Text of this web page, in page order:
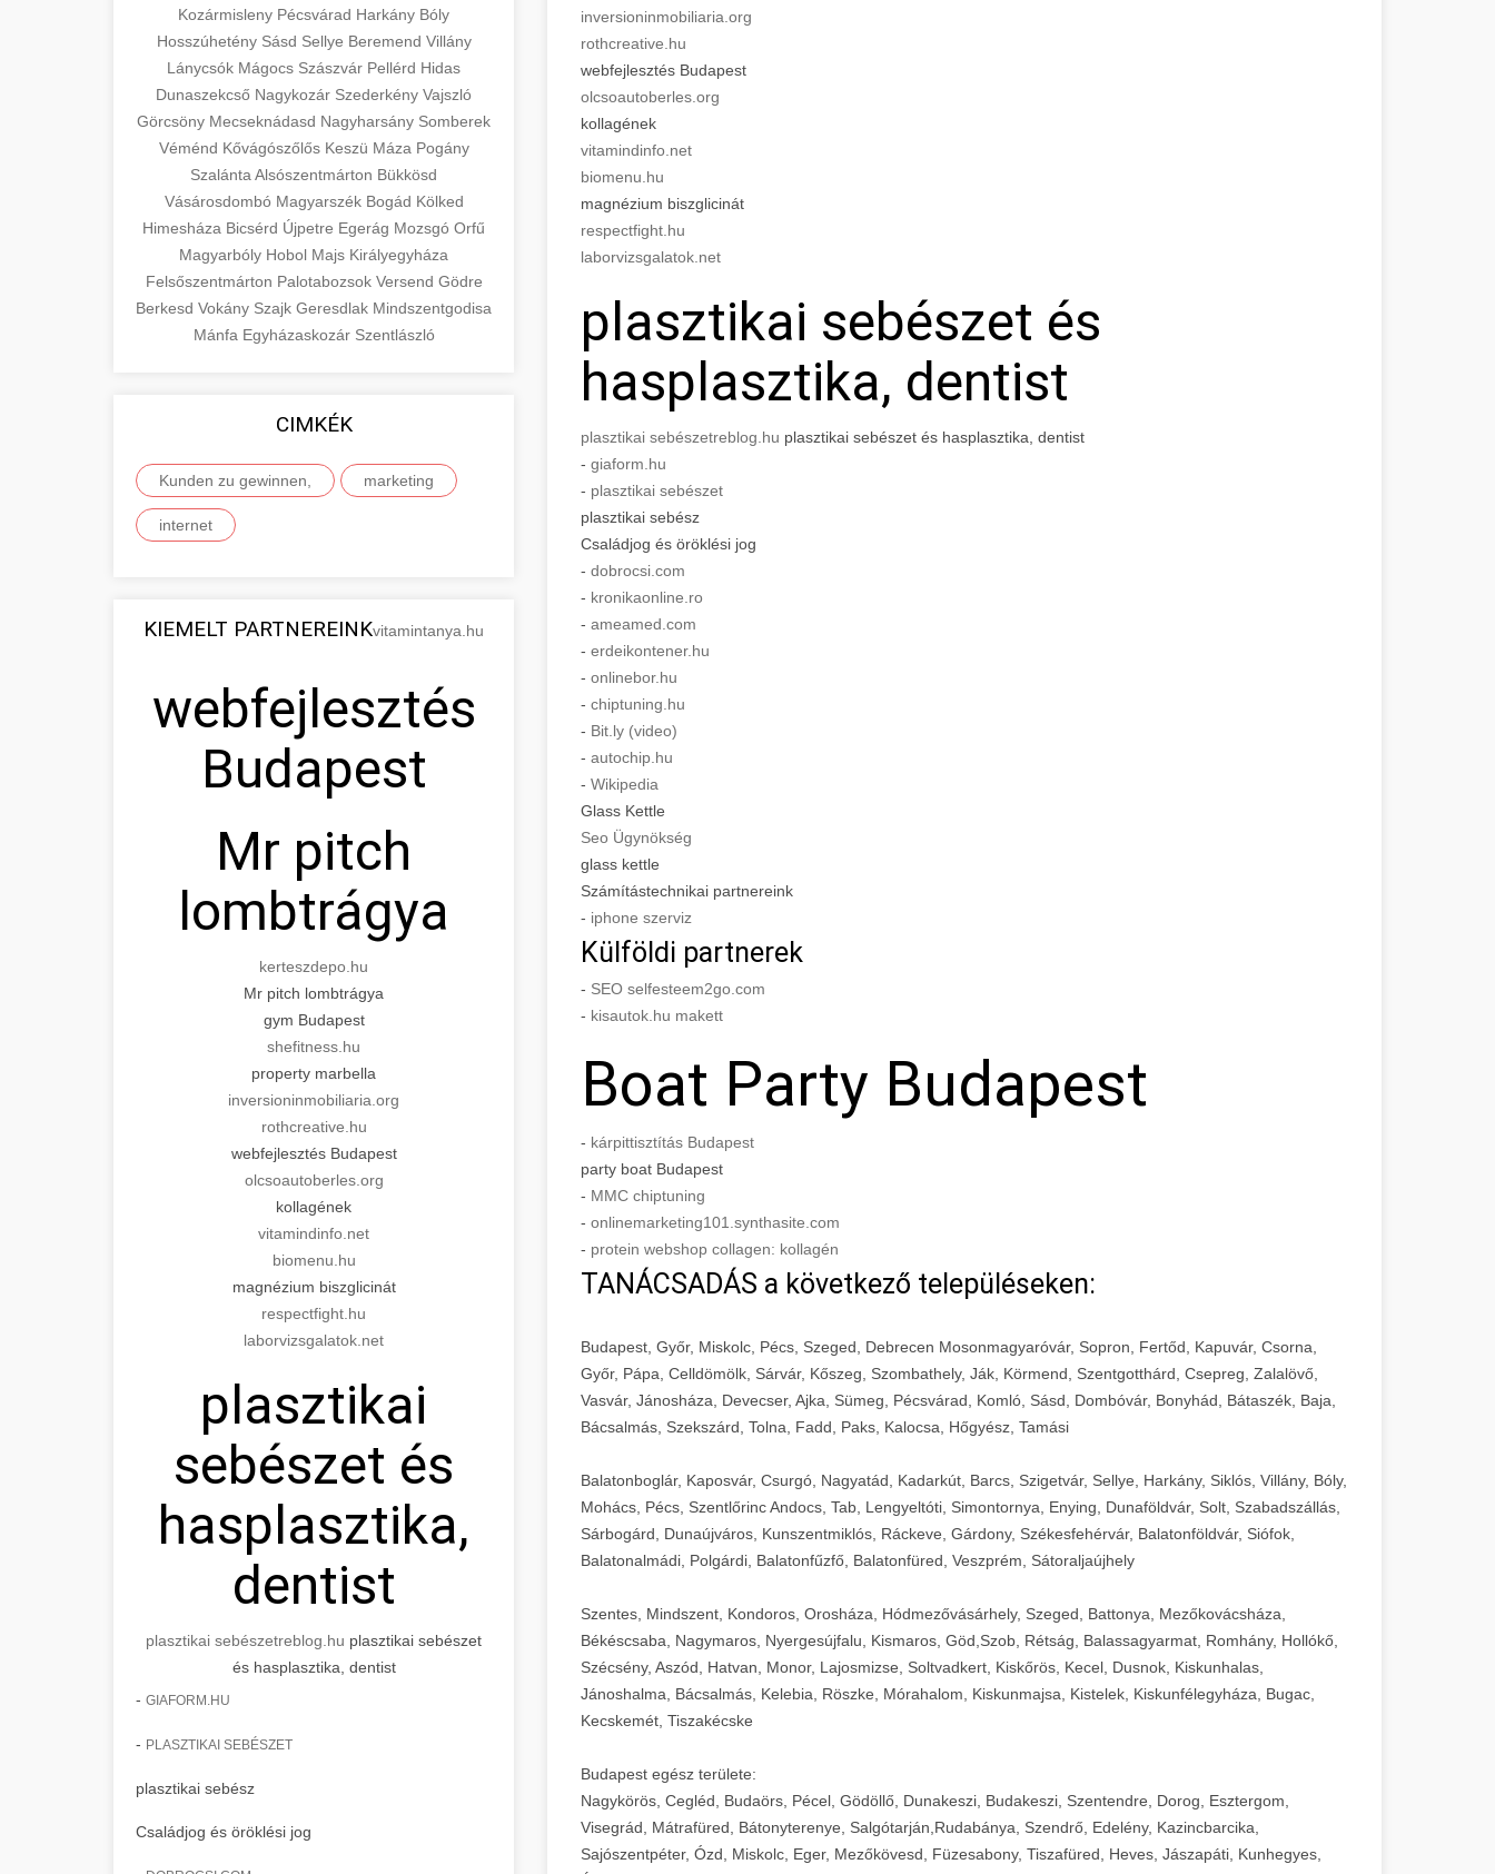
Kozármisleny Pécsvárad Harkány Bóly
Hosszúhetény Sásd Sellye Beremend Villány
Lánycsók Mágocs Szászvár Pellérd Hidas
Dunaszekcső Nagykozár Szederkény Vajszló
Görcsöny Mecseknádasd Nagyharsány Somberek
Véménd Kővágószőlős Keszü Máza Pogány
Szalánta Alsószentmárton Bükkösd
Vásárosdombó Magyarszék Bogád Kölked
Himesháza Bicsérd Újpetre Egerág Mozsgó Orfű
Magyarbóly Hobol Majs Királyegyháza
Felsőszentmárton Palotabozsok Versend Gödre
Berkesd Vokány Szajk Geresdlak Mindszentgodisa
Mánfa Egyházaskozár Szentlászló
CIMKÉK
Kunden zu gewinnen, marketing
internet
KIEMELT PARTNEREINKvitamintanya.hu
webfejlesztés
Budapest
Mr pitch
lombtrágya
kerteszdepo.hu
Mr pitch lombtrágya
gym Budapest
shefitness.hu
property marbella
inversioninmobiliaria.org
rothcreative.hu
webfejlesztés Budapest
olcsoautoberles.org
kollagének
vitamindinfo.net
biomenu.hu
magnézium biszglicinát
respectfight.hu
laborvizsgalatok.net
plasztikai
sebészet és
hasplasztika,
dentist
plasztikai sebészetreblog.hu plasztikai sebészet
és hasplasztika, dentist
- GIAFORM.HU
- PLASZTIKAI SEBÉSZET
plasztikai sebész
Családjog és öröklési jog
inversioninmobiliaria.org
rothcreative.hu
webfejlesztés Budapest
olcsoautoberles.org
kollagének
vitamindinfo.net
biomenu.hu
magnézium biszglicinát
respectfight.hu
laborvizsgalatok.net
plasztikai sebészet és
hasplasztika, dentist
plasztikai sebészetreblog.hu plasztikai sebészet és hasplasztika, dentist
- giaform.hu
- plasztikai sebészet
plasztikai sebész
Családjog és öröklési jog
- dobrocsi.com
- kronikaonline.ro
- ameamed.com
- erdeikontener.hu
- onlinebor.hu
- chiptuning.hu
- Bit.ly (video)
- autochip.hu
- Wikipedia
Glass Kettle
Seo Ügynökség
glass kettle
Számítástechnikai partnereink
- iphone szerviz
Külföldi partnerek
- SEO selfesteem2go.com
- kisautok.hu makett
Boat Party Budapest
- kárpittisztítás Budapest
party boat Budapest
- MMC chiptuning
- onlinemarketing101.synthasite.com
- protein webshop collagen: kollagén
TANÁCSADÁS a következő településeken:
Budapest, Győr, Miskolc, Pécs, Szeged, Debrecen Mosonmagyaróvár, Sopron, Fertőd, Kapuvár, Csorna,
Győr, Pápa, Celldömölk, Sárvár, Kőszeg, Szombathely, Ják, Körmend, Szentgotthárd, Csepreg, Zalalövő,
Vasvár, Jánosháza, Devecser, Ajka, Sümeg, Pécsvárad, Komló, Sásd, Dombóvár, Bonyhád, Bátaszék, Baja,
Bácsalmás, Szekszárd, Tolna, Fadd, Paks, Kalocsa, Hőgyész, Tamási
Balatonboglár, Kaposvár, Csurgó, Nagyatád, Kadarkút, Barcs, Szigetvár, Sellye, Harkány, Siklós, Villány, Bóly,
Mohács, Pécs, Szentlőrinc Andocs, Tab, Lengyeltóti, Simontornya, Enying, Dunaföldvár, Solt, Szabadszállás,
Sárbogárd, Dunaújváros, Kunszentmiklós, Ráckeve, Gárdony, Székesfehérvár, Balatonföldvár, Siófok,
Balatonalmádi, Polgárdi, Balatonfűzfő, Balatonfüred, Veszprém, Sátoraljaújhely
Szentes, Mindszent, Kondoros, Orosháza, Hódmezővásárhely, Szeged, Battonya, Mezőkovácsháza,
Békéscsaba, Nagymaros, Nyergesújfalu, Kismaros, Göd,Szob, Rétság, Balassagyarmat, Romhány, Hollókő,
Szécsény, Aszód, Hatvan, Monor, Lajosmizse, Soltvadkert, Kiskőrös, Kecel, Dusnok, Kiskunhalas,
Jánoshalma, Bácsalmás, Kelebia, Röszke, Mórahalom, Kiskunmajsa, Kistelek, Kiskunfélegyháza, Bugac,
Kecskemét, Tiszakécske
Budapest egész területe:
Nagykörös, Cegléd, Budaörs, Pécel, Gödöllő, Dunakeszi, Budakeszi, Szentendre, Dorog, Esztergom,
Visegrád, Mátrafüred, Bátonyterenye, Salgótarján,Rudabánya, Szendrő, Edelény, Kazincbarcika,
Sajószentpéter, Ózd, Miskolc, Eger, Mezőkövesd, Füzesabony, Tiszafüred, Heves, Jászapáti, Kunhegyes,